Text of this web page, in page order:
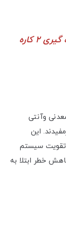
خواص آب میوه طبیعی – پارچ و آبمیوه گیری 2 کاره
وآنتی
این
تقویت سیستم
خطر ابتلا به